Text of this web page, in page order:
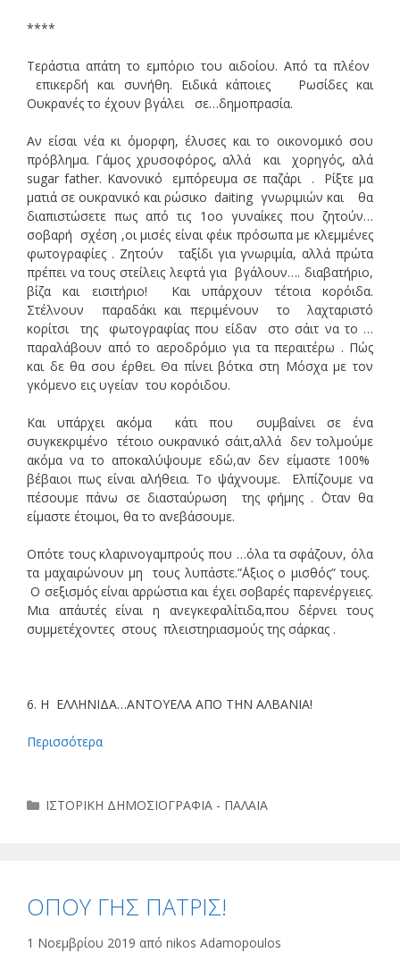
****
Τεράστια απάτη το εμπόριο του αιδοίου. Από τα πλέον
επικερδή και συνήθη. Ειδικά κάποιες Ρωσίδες και
Ουκρανές το έχουν βγάλει σε…δημοπρασία.
Αν είσαι νέα κι όμορφη, έλυσες και το οικονομικό σου
πρόβλημα. Γάμος χρυσοφόρος, αλλά και χορηγός, αλά
sugar father. Kανονικό εμπόρευμα σε παζάρι . Ρίξτε μα
ματιά σε ουκρανικό και ρώσικο daiting γνωριμιών και θα
διαπιστώσετε πως από τις 1οο γυναίκες που ζητούν…
σοβαρή σχέση ,οι μισές είναι φέικ πρόσωπα με κλεμμένες
φωτογραφίες . Ζητούν ταξίδι για γνωριμία, αλλά πρώτα
πρέπει να τους στείλεις λεφτά για βγάλουν…. διαβατήριο,
βίζα και εισιτήριο! Και υπάρχουν τέτοια κορόιδα.
Στέλνουν παραδάκι και περιμένουν το λαχταριστό
κορίτσι της φωτογραφίας που είδαν στο σάιτ να το …
παραλάβουν από το αεροδρόμιο για τα περαιτέρω . Πώς
και δε θα σου έρθει. Θα πίνει βότκα στη Μόσχα με τον
γκόμενο εις υγείαν του κορόιδου.
Και υπάρχει ακόμα κάτι που συμβαίνει σε ένα
συγκεκριμένο τέτοιο ουκρανικό σάιτ,αλλά δεν τολμούμε
ακόμα να το αποκαλύψουμε εδώ,αν δεν είμαστε 100%
βέβαιοι πως είναι αλήθεια. Το ψάχνουμε. Ελπίζουμε να
πέσουμε πάνω σε διασταύρωση της φήμης . ΄Οταν θα
είμαστε έτοιμοι, θα το ανεβάσουμε.
Οπότε τους κλαρινογαμπρούς που …όλα τα σφάζουν, όλα
τα μαχαιρώνουν μη τους λυπάστε.”΄Αξιος ο μισθός” τους.
Ο σεξισμός είναι αρρώστια και έχει σοβαρές παρενέργειες.
Μια απ΄αυτές είναι η ανεγκεφαλίτιδα,που δέρνει τους
συμμετέχοντες στους πλειστηριασμούς της σάρκας .
6. Η ΕΛΛΗΝΙΔΑ…ΑΝΤΟΥΕΛΑ ΑΠΟ ΤΗΝ ΑΛΒΑΝΙΑ!
Περισσότερα
Κατηγορίες
ΙΣΤΟΡΙΚΗ ΔΗΜΟΣΙΟΓΡΑΦΙΑ - ΠΑΛΑΙΑ
ΟΠΟΥ ΓΗΣ ΠΑΤΡΙΣ!
1 Νοεμβρίου 2019 από nikos Adamopoulos